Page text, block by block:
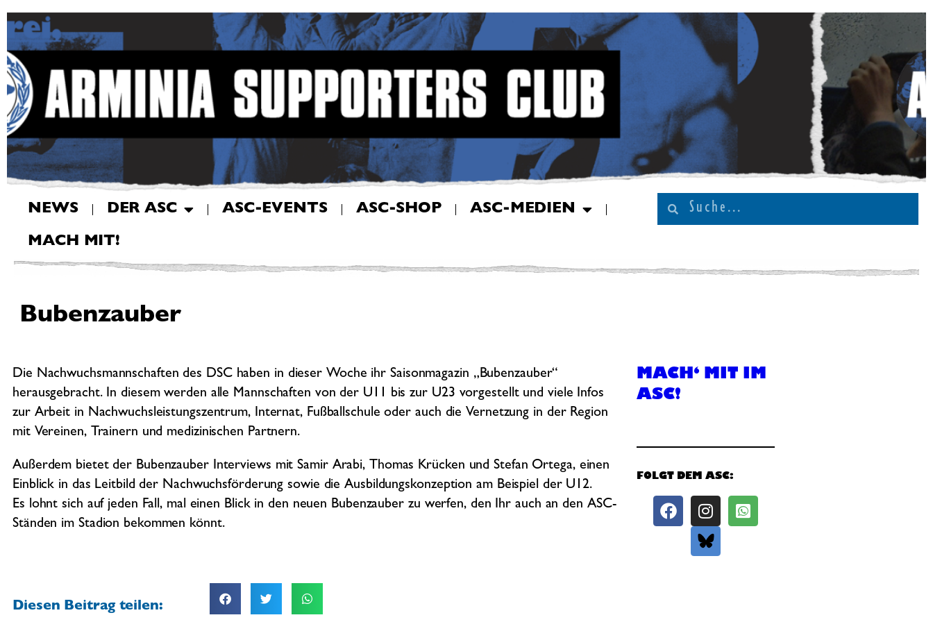
NEWS DER ASC ASC-EVENTS ASC-SHOP ASC-MEDIEN
MACH MIT!
Bubenzauber
Die Nachwuchsmannschaften des DSC haben in dieser Woche ihr Saisonmagazin „Bubenzauber“
herausgebracht. In diesem werden alle Mannschaften von der U11 bis zur U23 vorgestellt und viele Infos
zur Arbeit in Nachwuchsleistungszentrum, Internat, Fußballschule oder auch die Vernetzung in der Region
mit Vereinen, Trainern und medizinischen Partnern.
Außerdem bietet der Bubenzauber Interviews mit Samir Arabi, Thomas Krücken und Stefan Ortega, einen
Einblick in das Leitbild der Nachwuchsförderung sowie die Ausbildungskonzeption am Beispiel der U12.
Es lohnt sich auf jeden Fall, mal einen Blick in den neuen Bubenzauber zu werfen, den Ihr auch an den ASC-
Ständen im Stadion bekommen könnt.
MACH‘ MIT IM
ASC!
FOLGT DEM ASC:
Diesen Beitrag teilen: